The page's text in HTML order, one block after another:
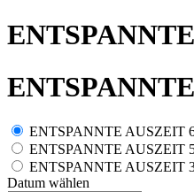
ENTSPANNTE AUSZEIT
ENTSPANNTE AUSZEIT
ENTSPANNTE AUSZEIT
Datum wählen